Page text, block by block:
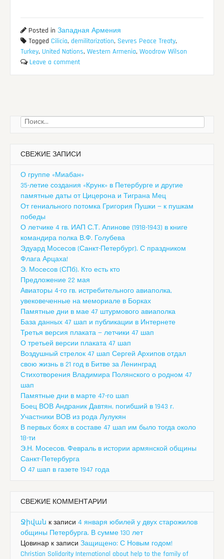
Posted inЗападная Армения
Tagged Cilicia, demilitarization, Sevres Peace Treaty,
Turkey, United Nations,Western Armenia,Woodrow Wilson
Leave a comment
Найти:
СВЕЖИЕ ЗАПИСИ
О группе «Миабан»
35-летие создания «Крунк» в Петербурге и другие
памятные даты от Цицерона и Тиграна Мец
От гениального потомка Григория Пушки — к пушкам
победы
О летчике 4 гв. ИАП С.Т. Апинове (1918-1943) в книге
командира полка В.Ф. Голубева
Эдуард Мосесов (Санкт-Петербург). С праздником
Флага Арцаха!
Э. Мосесов (СПб). Кто есть кто
Предложение 22 мая
Авиаторы 4-го гв. истребительного авиаполка,
увековеченные на мемориале в Борках
Памятные дни в мае 47 штурмового авиаполка
База данных 47 шап и публикации в Интернете
Третья версия плаката — летчики 47 шап
О третьей версии плаката 47 шап
Воздушный стрелок 47 шап Сергей Архипов отдал
свою жизнь в 21 год в Битве за Ленинград
Стихотворения Владимира Полянского о родном 47
шап
Памятные дни в марте 47-го шап
Боец ВОВ Андраник Давтян, погибший в 1943 г.
Участники ВОВ из рода Лулукян
В первых боях в составе 47 шап им было тогда около
18-ти
Э.Н. Мосесов. Февраль в истории армянской общины
Санкт-Петербурга
О 47 шап в газете 1947 года
СВЕЖИЕ КОММЕНТАРИИ
Ջիվան к записи 4 января юбилей у двух старожилов
общины Петербурга. В сумме 130 лет
Цовинар к записи Защищено: С Новым годом!
Christian Solidarity International about help to the family of